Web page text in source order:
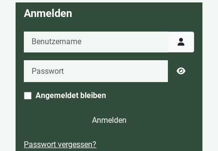
Anmelden
Benutzername
Angemeldet bleiben
Anmelden
Passwort vergessen?